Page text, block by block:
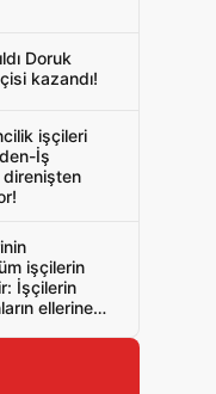
Doruk
kazandı!
işçileri
İş
işçilerin
İşçilerin
ellerine